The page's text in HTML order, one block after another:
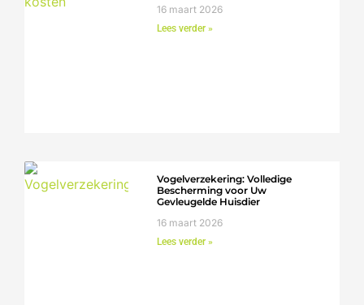
16 maart 2026
Lees verder »
Vogelverzekering: Volledige
Bescherming voor Uw
Gevleugelde Huisdier
16 maart 2026
Lees verder »